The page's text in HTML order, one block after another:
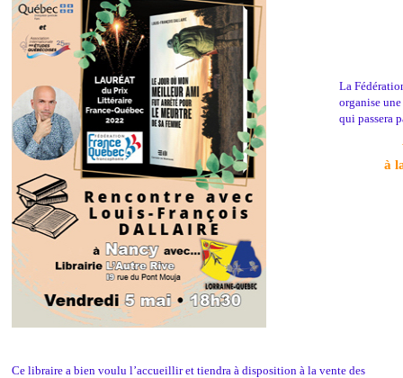
La
organise une
qui passera
à
Ce libraire a bien voulu l’accueillir et tiendra à disposition à la vente des